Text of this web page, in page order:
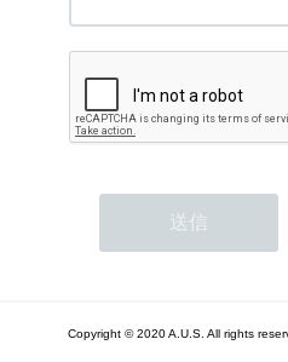
Copyright © 2020 A.U.S. All rights